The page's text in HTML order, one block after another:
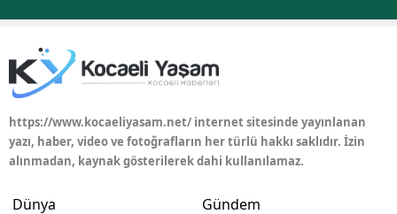
https://www.kocaeliyasam.net/ internet sitesinde yayınlanan
yazı, haber, video ve fotoğrafların her türlü hakkı saklıdır. İzin
alınmadan, kaynak gösterilerek dahi kullanılamaz.
Dünya
Gündem